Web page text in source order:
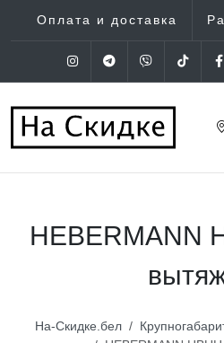
Оплата и доставка
InstagramTelegram
Viber
HEBERMANN
На-Скидке.бел